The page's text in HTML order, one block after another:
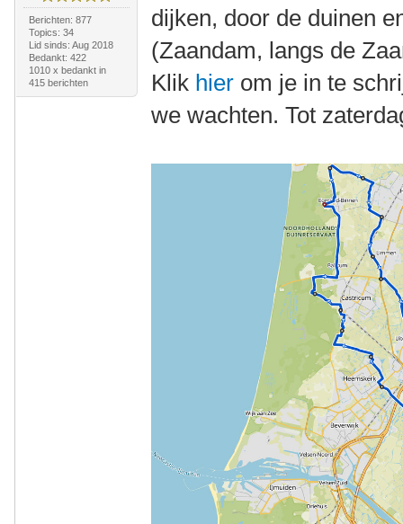
Berichten: 877
Topics: 34
Lid sinds: Aug 2018
Bedankt: 422
1010 x bedankt in
415 berichten
dijken, door de duinen
(Zaandam, langs de
Klik hier om je in te
we wachten. Tot